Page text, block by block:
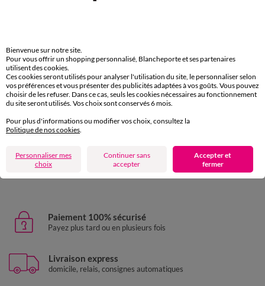
-50% dès 2 art Code 899013
24,99 €
-50% dès 2 art Code 899013
Paiement 100% sécurisé
Payez plus tard ou en plusieurs fois
Livraison express
domicile, relais, consignes automatiques
Bienvenue sur notre site.
Pour vous offrir un shopping personnalisé, Blancheporte et ses partenaires
utilisent des cookies.
Ces cookies seront utilisés pour analyser l'utilisation du site, le personnaliser selon
vos préférences et vous présenter des publicités adaptées à vos goûts. Vous pouvez
choisir de les refuser. Dans ce cas, seuls les cookies nécessaires au fonctionnement
du site seront utilisés. Vos choix sont conservés 6 mois.
Pour plus d'informations ou modifier vos choix, consultez la
Politique de nos cookies.
Personnaliser mes
choix
Continuer sans
accepter
Accepter et
fermer